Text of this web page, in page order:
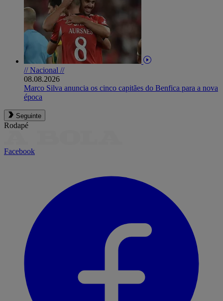
// Nacional //
08.08.2026
Marco Silva anuncia os cinco capitães do Benfica para a nova
época
Seguinte
Rodapé
Facebook